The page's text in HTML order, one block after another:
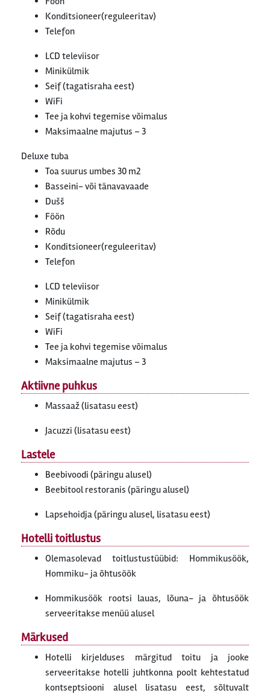
Konditsioneer(reguleeritav)
Telefon
LCD televiisor
Minikülmik
Seif (tagatisraha eest)
WiFi
Tee ja kohvi tegemise võimalus
Maksimaalne majutus – 3
Deluxe tuba
Toa suurus umbes 30 m2
Basseini- või tänavavaade
Dušš
Föön
Rõdu
Konditsioneer(reguleeritav)
Telefon
LCD televiisor
Minikülmik
Seif (tagatisraha eest)
WiFi
Tee ja kohvi tegemise võimalus
Maksimaalne majutus – 3
Aktiivne puhkus
Massaaž (lisatasu eest)
Jacuzzi (lisatasu eest)
Lastele
Beebivoodi (päringu alusel)
Beebitool restoranis (päringu alusel)
Lapsehoidja (päringu alusel, lisatasu eest)
Hotelli toitlustus
Olemasolevad toitlustustüübid: Hommikusöök,
Hommiku- ja õhtusöök
Hommikusöök rootsi lauas, lõuna- ja õhtusöök
serveeritakse menüü alusel
Märkused
Hotelli kirjelduses märgitud toitu ja jooke
serveeritakse hotelli juhtkonna poolt kehtestatud
kontseptsiooni alusel lisatasu eest, sõltuvalt